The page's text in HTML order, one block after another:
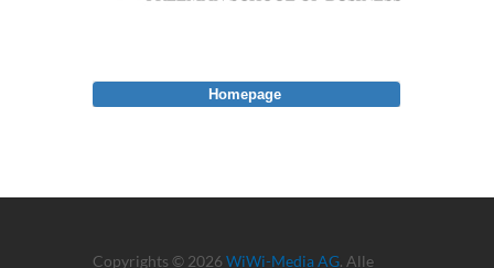
Copyrights © 2026 WiWi-Media AG. Alle
Homepage